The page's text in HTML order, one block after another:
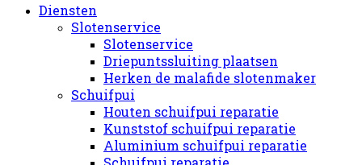
Diensten
Slotenservice
Slotenservice
Driepuntssluiting plaatsen
Herken de malafide slotenmaker
Schuifpui
Houten schuifpui reparatie
Kunststof schuifpui reparatie
Aluminium schuifpui reparatie